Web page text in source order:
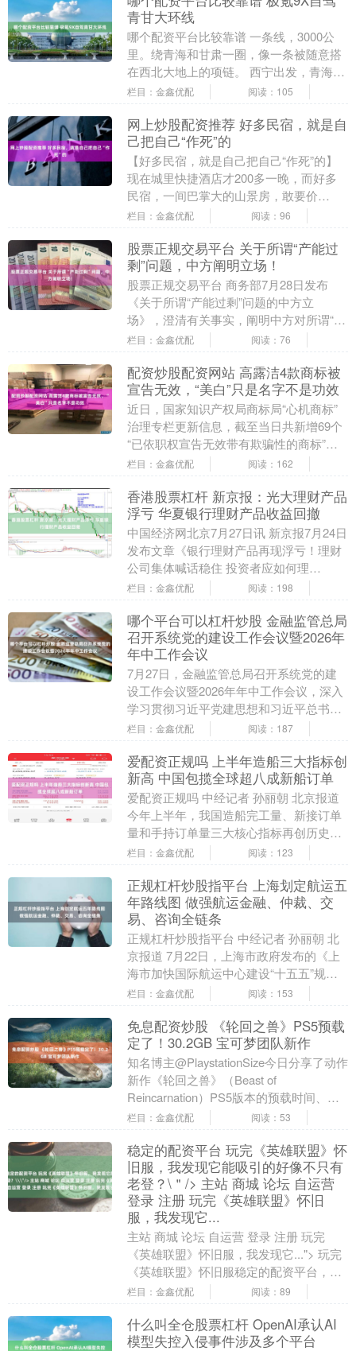
青甘大环线
哪个配资平台比较靠谱 一条线，3000公
里。绕青海和甘肃一圈，像一条被随意搭
在西北大地上的项链。 西宁出发，青海
湖、茶卡盐湖、柴达木盆地、敦煌、嘉峪
栏目：金鑫优配 阅读：105
网上炒股配资推荐 好多民宿，就是自
己把自己“作死”的
【好多民宿，就是自己把自己“作死”的】
现在城里快捷酒店才200多一晚，而好多
民宿，一间巴掌大的山景房，敢要价
800，还标榜“心灵净土”。可眼下最值得看
栏目：金鑫优配 阅读：96
股票正规交易平台 关于所谓“产能过
剩”问题，中方阐明立场！
股票正规交易平台 商务部7月28日发布
《关于所谓“产能过剩”问题的中方立
场》，澄清有关事实，阐明中方对所谓“产
能过剩”相关问题的政策立场。 文件除前
栏目：金鑫优配 阅读：76
配资炒股配资网站 高露洁4款商标被
宣告无效，“美白”只是名字不是功效
近日，国家知识产权局商标局“心机商标”
治理专栏更新信息，截至当日共新增69个
“已依职权宣告无效带有欺骗性的商标”，
“高露洁劲白”“高露洁 劲白 COLGATE”....
栏目：金鑫优配 阅读：162
香港股票杠杆 新京报：光大理财产品
浮亏 华夏银行理财产品收益回撤
中国经济网北京7月27日讯 新京报7月24日
发布文章《银行理财产品再现浮亏！理财
公司集体喊话稳住 投资者应如何理
财？》。文章称，近期，拥有多年投资经
栏目：金鑫优配 阅读：198
哪个平台可以杠杆炒股 金融监管总局
召开系统党的建设工作会议暨2026年
年中工作会议
7月27日，金融监管总局召开系统党的建
设工作会议暨2026年年中工作会议，深入
学习贯彻习近平党建思想和习近平总书记
在庆祝中国共产党成立105周年大会上的
栏目：金鑫优配 阅读：187
爱配资正规吗 上半年造船三大指标创
新高 中国包揽全球超八成新船订单
爱配资正规吗 中经记者 孙丽朝 北京报道
今年上半年，我国造船完工量、新接订单
量和手持订单量三大核心指标再创历史新
高，持续领跑全球市场。工信部7月23日
栏目：金鑫优配 阅读：123
正规杠杆炒股指平台 上海划定航运五
年路线图 做强航运金融、仲裁、交
易、咨询全链条
正规杠杆炒股指平台 中经记者 孙丽朝 北
京报道 7月22日，上海市政府发布的《上
海市加快国际航运中心建设“十五五”规
划》（以下简称《规划》）提出，到2030
栏目：金鑫优配 阅读：153
免息配资炒股 《轮回之兽》PS5预载
定了！30.2GB 宝可梦团队新作
知名博主@PlaystationSize今日分享了动作
新作《轮回之兽》（Beast of
Reincarnation）PS5版本的预载时间、下
载容量及游戏解锁详....
栏目：金鑫优配 阅读：53
稳定的配资平台 玩完《英雄联盟》怀
旧服，我发现它能吸引的好像不只有
老登？\＂/> 主站 商城 论坛 自运营
登录 注册 玩完《英雄联盟》怀旧
服，我发现它...
主站 商城 论坛 自运营 登录 注册 玩完
《英雄联盟》怀旧服，我发现它..."> 玩完
《英雄联盟》怀旧服稳定的配资平台，我
发现它能吸引的好像不只有老登？ 廉颇
栏目：金鑫优配 阅读：89
什么叫全仓股票杠杆 OpenAI承认AI
模型失控入侵事件涉及多个平台